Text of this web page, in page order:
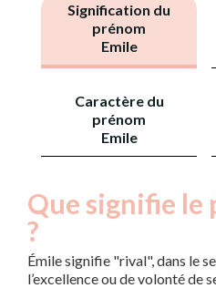
Signification du
prénom
Emile
Caractère du
prénom
Emile
Que signifie le
?
Émile signifie "rival", dans le
l’excellence ou de volonté de